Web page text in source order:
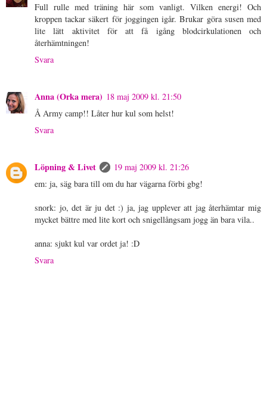
Full rulle med träning här som vanligt. Vilken energi! Och
kroppen tackar säkert för joggingen igår. Brukar göra susen med
lite lätt aktivitet för att få igång blodcirkulationen och
återhämtningen!
Svara
Anna (Orka mera) 18 maj 2009 kl. 21:50
Å Army camp!! Låter hur kul som helst!
Svara
Löpning & Livet
19 maj 2009 kl. 21:26
em: ja, säg bara till om du har vägarna förbi gbg!
snork: jo, det är ju det :) ja, jag upplever att jag återhämtar mig
mycket bättre med lite kort och snigellångsam jogg än bara vila..
anna: sjukt kul var ordet ja! :D
Svara